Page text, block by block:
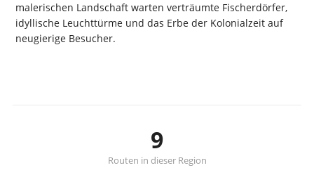
malerischen Landschaft warten verträumte Fischerdörfer,
idyllische Leuchttürme und das Erbe der Kolonialzeit auf
neugierige Besucher.
9
Routen in dieser Region